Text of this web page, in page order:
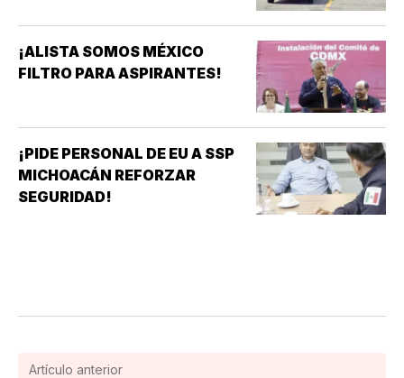
¡ALISTA SOMOS MÉXICO
FILTRO PARA ASPIRANTES!
¡PIDE PERSONAL DE EU A SSP
MICHOACÁN REFORZAR
SEGURIDAD!
Artículo anterior